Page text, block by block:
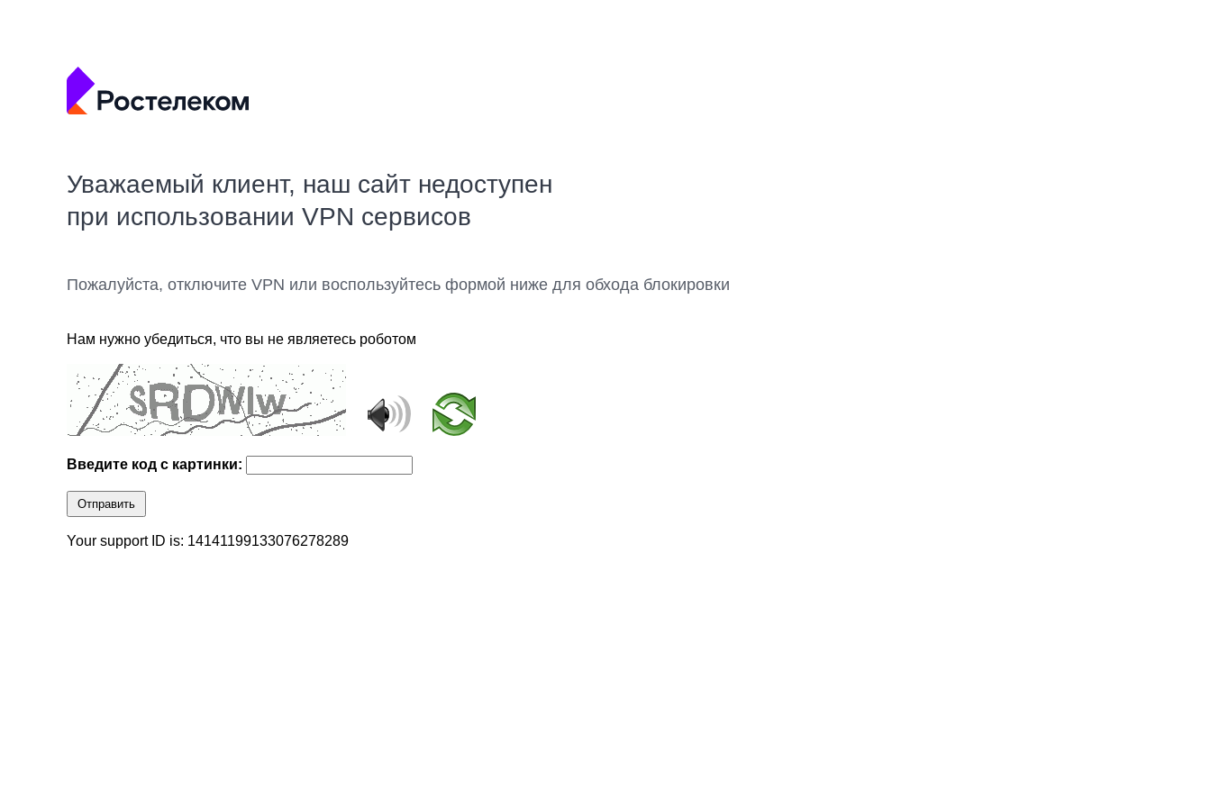
Уважаемый клиент, наш сайт недоступен
при использовании VPN сервисов
Пожалуйста, отключите VPN или воспользуйтесь формой ниже для обхода блокировки
Нам нужно убедиться, что вы не являетесь роботом
Введите код с картинки:
Отправить
Your support ID is: 14141199133076278289